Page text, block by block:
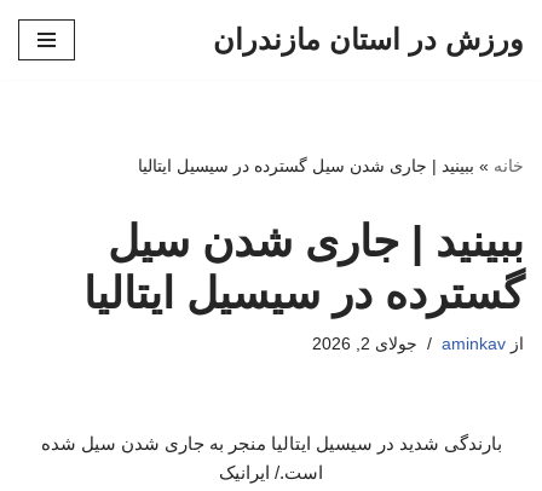
ورزش در استان مازندران
خانه » ببینید | جاری شدن سیل گسترده در سیسیل ایتالیا
ببینید | جاری شدن سیل
گسترده در سیسیل ایتالیا
از aminkav جولای 2, 2026
بارندگی شدید در سیسیل ایتالیا منجر به جاری شدن سیل شده
است./ ایرانیک